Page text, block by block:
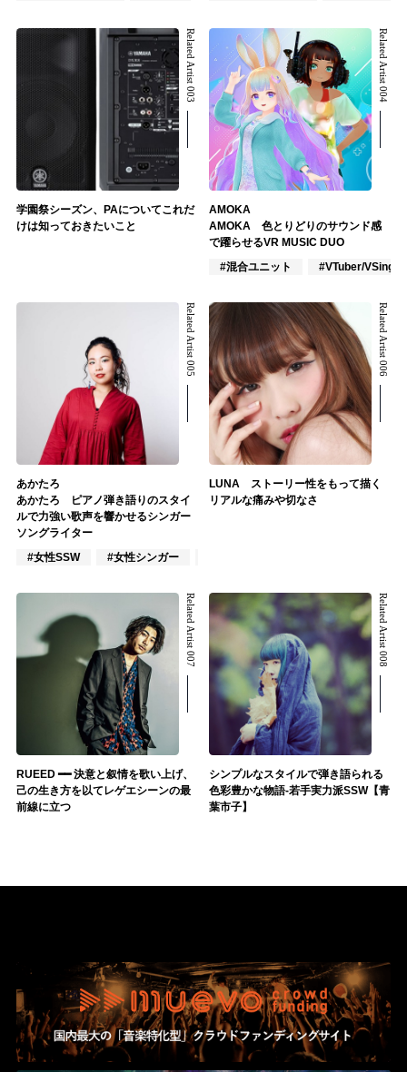
Related Artist 003
学園祭シーズン、PAについてこれだ
けは知っておきたいこと
Related Artist 004
AMOKA
AMOKA 色とりどりのサウンド感
で躍らせるVR MUSIC DUO
#混合ユニット
#VTuber/VSinger
Related Artist 005
あかたろ
あかたろ ピアノ弾き語りのスタイ
ルで力強い歌声を響かせるシンガー
ソングライター
#女性SSW
#女性シンガー
Related Artist 006
LUNA ストーリー性をもって描く
リアルな痛みや切なさ
Related Artist 007
RUEED ━━ 決意と叙情を歌い上げ、
己の生き方を以てレゲエシーンの最
前線に立つ
Related Artist 008
シンプルなスタイルで弾き語られる
色彩豊かな物語-若手実力派SSW【青
葉市子】